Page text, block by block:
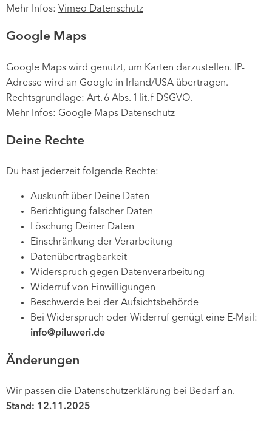
Mehr Infos: Vimeo Datenschutz
Google Maps
Google Maps wird genutzt, um Karten darzustellen. IP-
Adresse wird an Google in Irland/USA übertragen.
Rechtsgrundlage: Art. 6 Abs. 1 lit. f DSGVO.
Mehr Infos: Google Maps Datenschutz
Deine Rechte
Du hast jederzeit folgende Rechte:
Auskunft über Deine Daten
Berichtigung falscher Daten
Löschung Deiner Daten
Einschränkung der Verarbeitung
Datenübertragbarkeit
Widerspruch gegen Datenverarbeitung
Widerruf von Einwilligungen
Beschwerde bei der Aufsichtsbehörde
Bei Widerspruch oder Widerruf genügt eine E-Mail:
info@piluweri.de
Änderungen
Wir passen die Datenschutzerklärung bei Bedarf an.
Stand: 12.11.2025